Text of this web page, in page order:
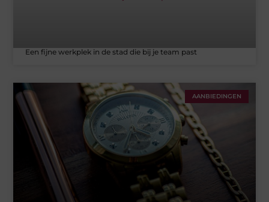
Een fijne werkplek in de stad die bij je team past
AANBIEDINGEN